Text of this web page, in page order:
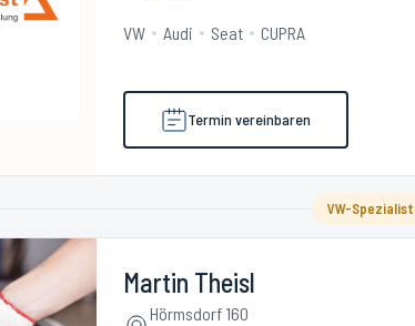
VW Audi Seat CUPRA
Termin vereinbaren
VW-
Martin Theisl
Hörmsdorf 160